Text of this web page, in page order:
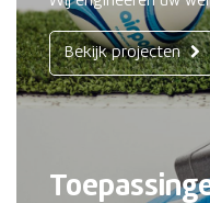
Bekijk projecten